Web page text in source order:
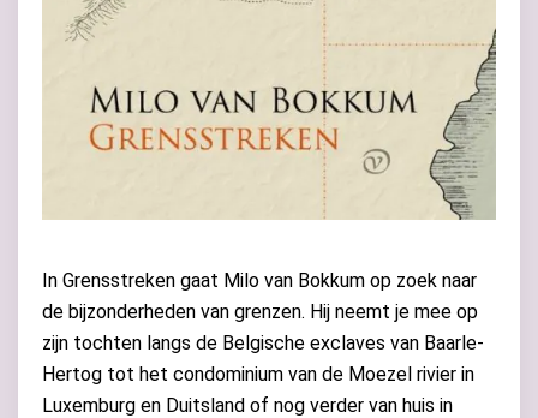
In Grensstreken gaat Milo van Bokkum op zoek naar
de bijzonderheden van grenzen. Hij neemt je mee op
zijn tochten langs de Belgische exclaves van Baarle-
Hertog tot het condominium van de Moezel rivier in
Luxemburg en Duitsland of nog verder van huis in